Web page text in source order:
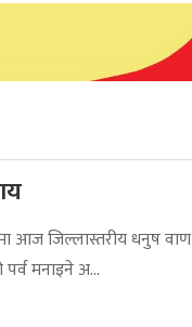
आज जिल्लास्तरीय धनुष वाण
मनाइने अ...